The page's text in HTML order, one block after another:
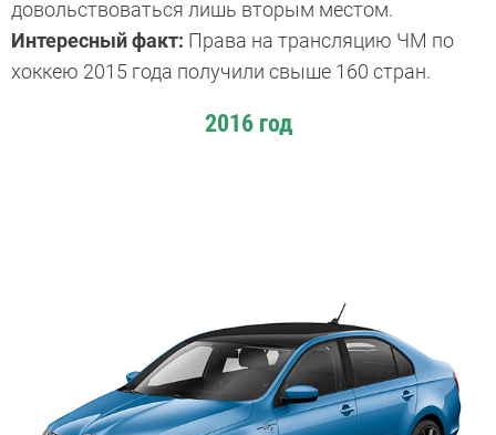
довольствоваться лишь вторым местом.
Интересный факт: Права на трансляцию ЧМ по
хоккею 2015 года получили свыше 160 стран.
2016 год